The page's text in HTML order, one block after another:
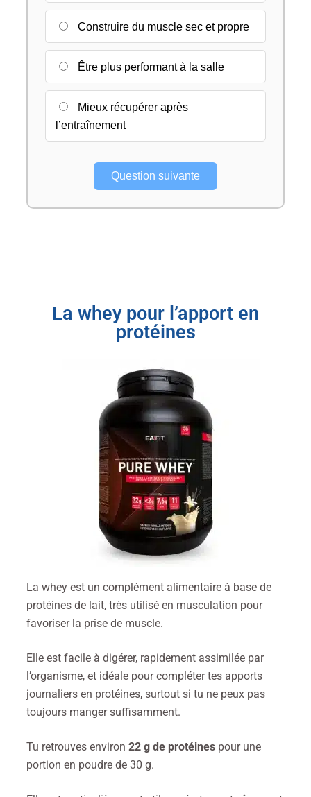
Construire du muscle sec et propre
Être plus performant à la salle
Mieux récupérer après
l’entraînement
Question suivante
La whey pour l’apport en
protéines
La whey est un complément alimentaire à base de
protéines de lait, très utilisé en musculation pour
favoriser la prise de muscle.
Elle est facile à digérer, rapidement assimilée par
l’organisme, et idéale pour compléter tes apports
journaliers en protéines, surtout si tu ne peux pas
toujours manger suffisamment.
Tu retrouves environ 22 g de protéines pour une
portion en poudre de 30 g.